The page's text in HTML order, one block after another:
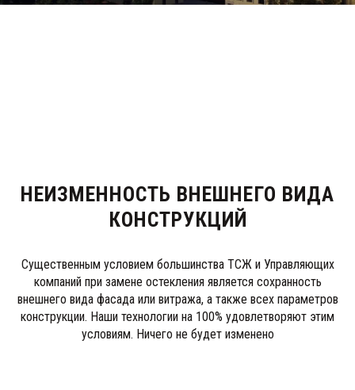
НЕИЗМЕННОСТЬ ВНЕШНЕГО ВИДА
КОНСТРУКЦИЙ
Существенным условием большинства ТСЖ и Управляющих
компаний при замене остекления является сохранность
внешнего вида фасада или витража, а также всех параметров
конструкции. Наши технологии на 100% удовлетворяют этим
условиям. Ничего не будет изменено